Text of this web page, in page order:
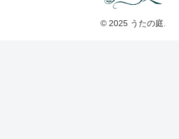
© 2025 うたの庭.